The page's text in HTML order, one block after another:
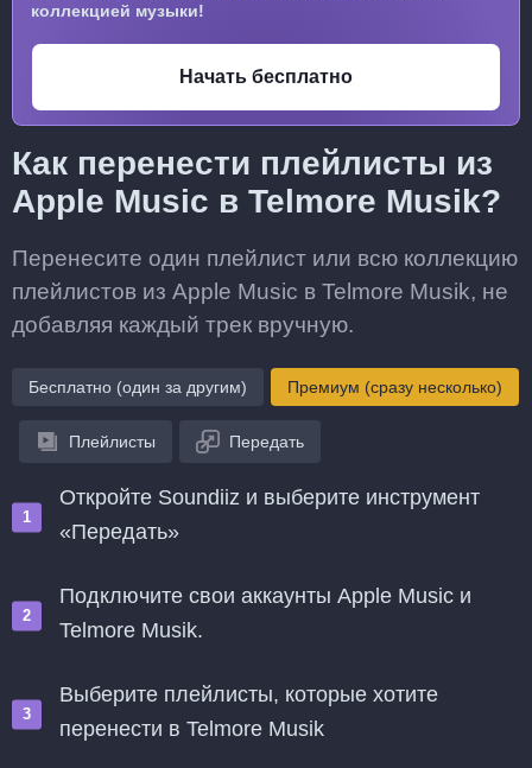
коллекцией музыки!
Начать бесплатно
Как перенести плейлисты из
Apple Music в Telmore Musik?
Перенесите один плейлист или всю коллекцию
плейлистов из Apple Music в Telmore Musik, не
добавляя каждый трек вручную.
Бесплатно (один за другим) Премиум (сразу несколько)
Плейлисты Передать
Откройте Soundiiz и выберите инструмент
«Передать»
Подключите свои аккаунты Apple Music и
Telmore Musik.
Выберите плейлисты, которые хотите
перенести в Telmore Musik